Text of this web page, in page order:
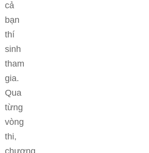
cả
bạn
thí
sinh
tham
gia.
Qua
từng
vòng
thi,